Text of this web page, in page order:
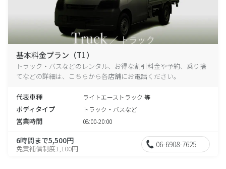
基本料金プラン（T1）
トラック・バスなどのレンタル、お得な割引料金や予約、乗り捨
てなどの詳細は、こちらから各店舗にお電話ください。
代表車種 ライトエーストラック 等
ボディタイプ トラック・バスなど
営業時間 08:00-20:00
6時間まで5,500円
免責補償制度1,100円 06-6908-7625